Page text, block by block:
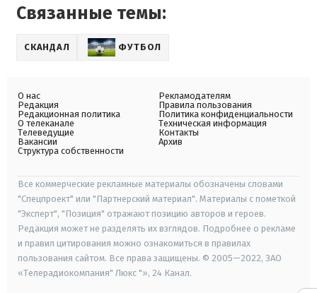
Связанные темы:
СКАНДАЛ ФУТБОЛ
О нас
Редакция
Редакционная политика
О телеканале
Телеведущие
Вакансии
Структура собственности
Рекламодателям
Правила пользования
Политика конфиденциальности
Техническая информация
Контакты
Архив
Все коммерческие рекламные материалы обозначены словами
"Спецпроект" или "Партнерский материал". Материалы с пометкой
"Эксперт", "Позиция" отражают позицию авторов и героев.
Редакция может не разделять их взглядов. Подробнее о рекламе
и правил цитирования можно ознакомиться в правилах
пользования сайтом. Все права защищены. © 2005—2022, ЗАО
«Телерадиокомпания" Люкс "», 24 Канал.